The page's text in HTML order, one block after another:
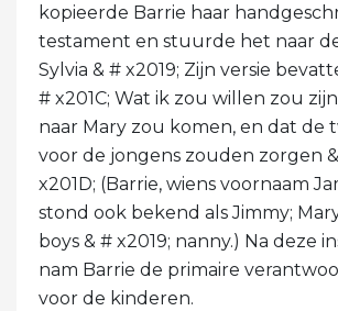
kopieerde Barrie haar
testament en stuurde het naar
Sylvia & # x2019; Zijn versie
# x201C; Wat ik zou willen zou
naar Mary zou komen, en dat de
voor de jongens zouden zorgen
x201D; (Barrie, wiens voornaam
stond ook bekend als Jimmy;
boys & # x2019; nanny.) Na deze
nam Barrie de primaire
voor de kinderen.